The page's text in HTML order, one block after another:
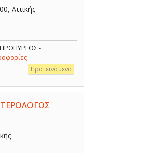
Αττικής
-
Προτεινόμενα